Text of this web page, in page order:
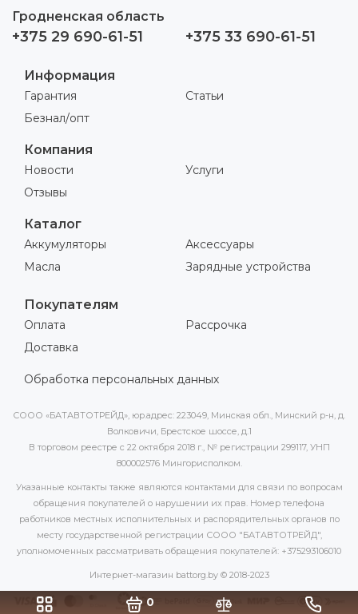
0
Гродненская область
+375 29 690-61-51 +375 33 690-61-51
Информация
Гарантия
Безнал/опт
Статьи
Компания
Новости
Отзывы
Услуги
Каталог
Аккумуляторы
Масла
Аксессуары
Зарядные устройства
Покупателям
Оплата
Доставка
Рассрочка
Обработка персональных данных
СООО «БАТАВТОТРЕЙД», юр.адрес: 223049, Минская обл., Минский р-н, д.
Волковичи, Брестское шоссе, д.1
В торговом реестре с 22 октября 2018 г., № регистрации 299117, УНП
800002576 Мингорисполком.
Указанные контакты также являются контактами для связи по вопросам
обращения покупателей о нарушении их прав. Номер телефона
работников местных исполнительных и распорядительных органов по
месту государственной регистрации СООО "БАТАВТОТРЕЙД",
уполномоченных рассматривать обращения покупателей: +375293106010
Интернет-магазин battorg.by © 2018-2023